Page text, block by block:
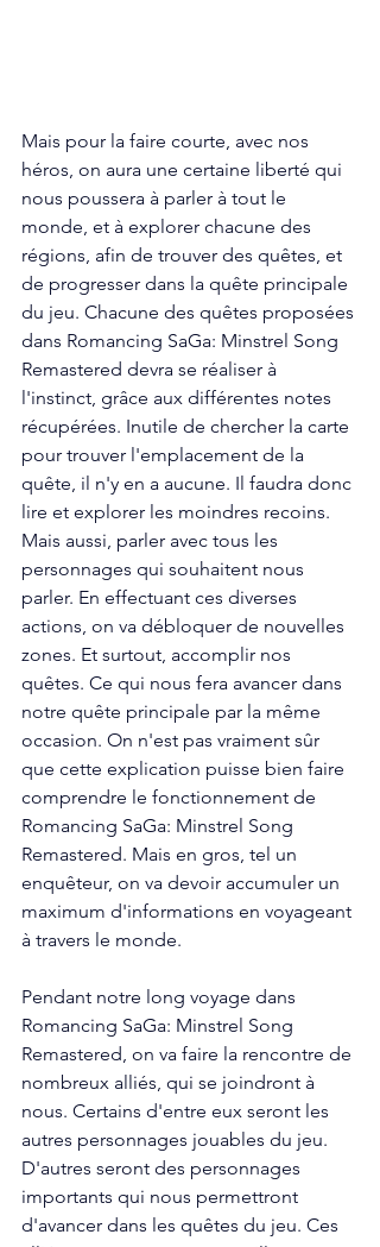
Mais pour la faire courte, avec nos
héros, on aura une certaine liberté qui
nous poussera à parler à tout le
monde, et à explorer chacune des
régions, afin de trouver des quêtes, et
de progresser dans la quête principale
du jeu. Chacune des quêtes proposées
dans Romancing SaGa: Minstrel Song
Remastered devra se réaliser à
l'instinct, grâce aux différentes notes
récupérées. Inutile de chercher la carte
pour trouver l'emplacement de la
quête, il n'y en a aucune. Il faudra donc
lire et explorer les moindres recoins.
Mais aussi, parler avec tous les
personnages qui souhaitent nous
parler. En effectuant ces diverses
actions, on va débloquer de nouvelles
zones. Et surtout, accomplir nos
quêtes. Ce qui nous fera avancer dans
notre quête principale par la même
occasion. On n'est pas vraiment sûr
que cette explication puisse bien faire
comprendre le fonctionnement de
Romancing SaGa: Minstrel Song
Remastered. Mais en gros, tel un
enquêteur, on va devoir accumuler un
maximum d'informations en voyageant
à travers le monde.
Pendant notre long voyage dans
Romancing SaGa: Minstrel Song
Remastered, on va faire la rencontre de
nombreux alliés, qui se joindront à
nous. Certains d'entre eux seront les
autres personnages jouables du jeu.
D'autres seront des personnages
importants qui nous permettront
d'avancer dans les quêtes du jeu. Ces